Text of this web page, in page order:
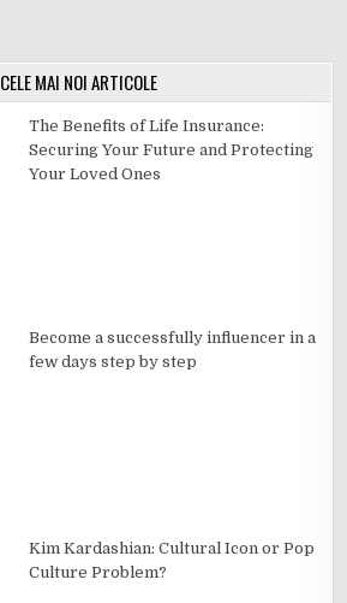
CELE MAI NOI ARTICOLE
The Benefits of Life Insurance:
Securing Your Future and Protecting
Your Loved Ones
Become a successfully influencer in a
few days step by step
Kim Kardashian: Cultural Icon or Pop
Culture Problem?